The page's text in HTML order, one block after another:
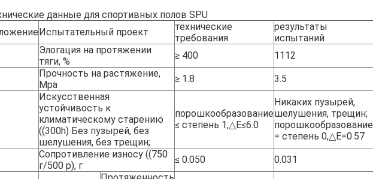
данные для спортивных полов SPU
Испытательный проект
технические
требования
результаты
испытаний
Элогация на протяжении
тяги, %
≥ 400 1112
Прочность на растяжение,
Mpa
≥ 1.8 3.5
Искусственная
устойчивость к
климатическому старению
((300h) Без пузырей, без
шелушения, без трещин;
порошкообразование
≤ степень 1,△E≤6.0
Никаких пузырей,
шелушения, трещин;
порошкообразование
= степень 0,△E=0.57
Сопротивление износу ((750
г/500 р), г
≤ 0.050 0.031